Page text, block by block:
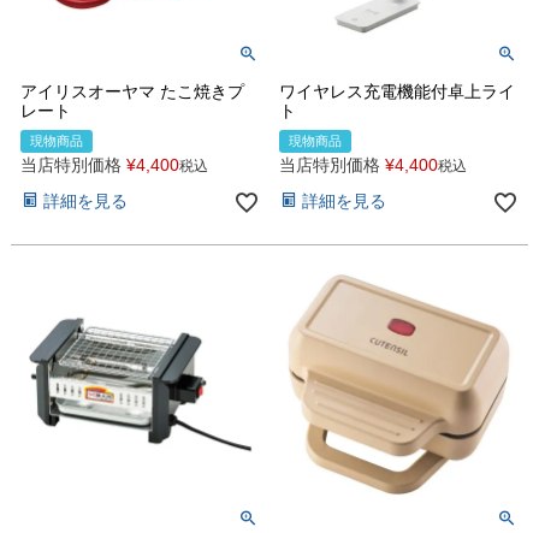
アイリスオーヤマ たこ焼きプ
レート
現物商品
当店特別価格 ¥4,400税込
詳細を見る
ワイヤレス充電機能付卓上ライ
ト
現物商品
当店特別価格 ¥4,400税込
詳細を見る